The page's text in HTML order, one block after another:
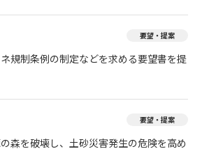
要望・提案
ネ規制条例の制定などを求める要望書を提
要望・提案
森を破壊し、土砂災害発生の危険を高め